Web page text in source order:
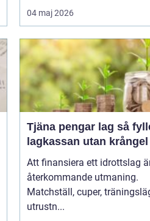
04 maj 2026
Tjäna pengar lag så fyller ni
lagkassan utan krångel
Att finansiera ett idrottslag
återkommande utmaning.
Matchställ, cuper,
utrustn...